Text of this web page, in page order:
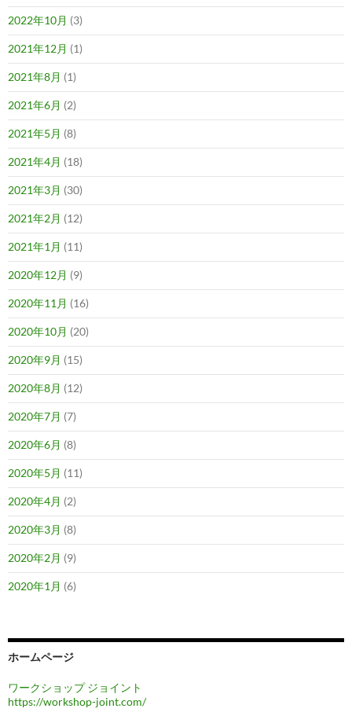
2022年10月 (3)
2021年12月 (1)
2021年8月 (1)
2021年6月 (2)
2021年5月 (8)
2021年4月 (18)
2021年3月 (30)
2021年2月 (12)
2021年1月 (11)
2020年12月 (9)
2020年11月 (16)
2020年10月 (20)
2020年9月 (15)
2020年8月 (12)
2020年7月 (7)
2020年6月 (8)
2020年5月 (11)
2020年4月 (2)
2020年3月 (8)
2020年2月 (9)
2020年1月 (6)
ホームページ
ワークショップ ジョイント
https://workshop-joint.com/